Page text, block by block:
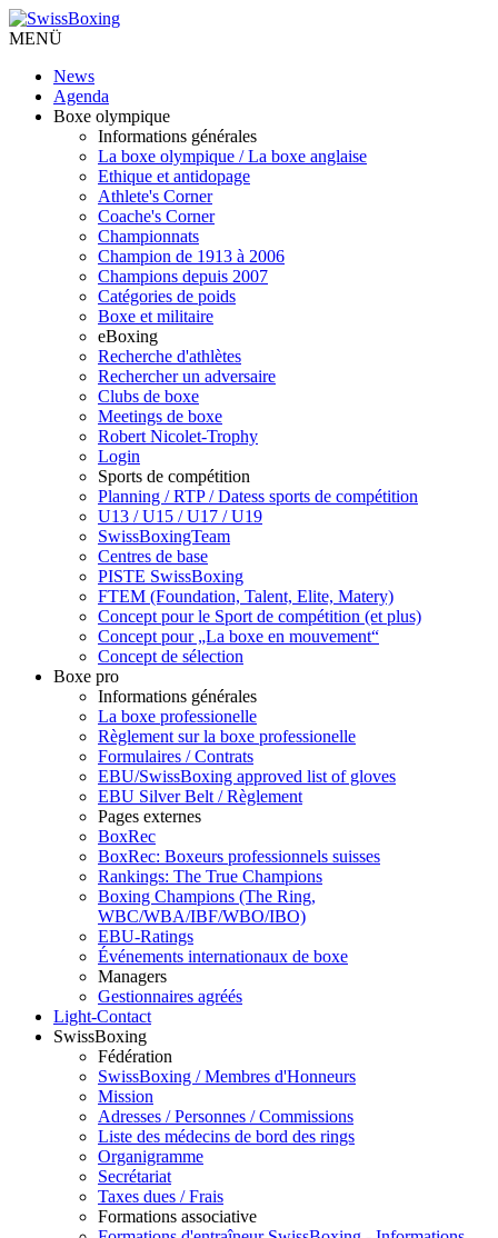
MENÜ
News
Agenda
Boxe olympique
Informations générales
La boxe olympique / La boxe anglaise
Ethique et antidopage
Athlete's Corner
Coache's Corner
Championnats
Champion de 1913 à 2006
Champions depuis 2007
Catégories de poids
Boxe et militaire
eBoxing
Recherche d'athlètes
Rechercher un adversaire
Clubs de boxe
Meetings de boxe
Robert Nicolet-Trophy
Login
Sports de compétition
Planning / RTP / Datess sports de compétition
U13 / U15 / U17 / U19
SwissBoxingTeam
Centres de base
PISTE SwissBoxing
FTEM (Foundation, Talent, Elite, Matery)
Concept pour le Sport de compétition (et plus)
Concept pour „La boxe en mouvement“
Concept de sélection
Boxe pro
Informations générales
La boxe professionelle
Règlement sur la boxe professionelle
Formulaires / Contrats
EBU/SwissBoxing approved list of gloves
EBU Silver Belt / Règlement
Pages externes
BoxRec
BoxRec: Boxeurs professionnels suisses
Rankings: The True Champions
Boxing Champions (The Ring,
WBC/WBA/IBF/WBO/IBO)
EBU-Ratings
Événements internationaux de boxe
Managers
Gestionnaires agréés
Light-Contact
SwissBoxing
Fédération
SwissBoxing / Membres d'Honneurs
Mission
Adresses / Personnes / Commissions
Liste des médecins de bord des rings
Organigramme
Secrétariat
Taxes dues / Frais
Formations associative